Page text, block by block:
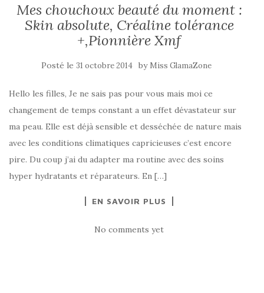
Mes chouchoux beauté du moment :
Skin absolute, Créaline tolérance
+,Pionnière Xmf
Posté le 31 octobre 2014 by Miss GlamaZone
Hello les filles, Je ne sais pas pour vous mais moi ce
changement de temps constant a un effet dévastateur sur
ma peau. Elle est déjà sensible et desséchée de nature mais
avec les conditions climatiques capricieuses c’est encore
pire. Du coup j’ai du adapter ma routine avec des soins
hyper hydratants et réparateurs. En […]
EN SAVOIR PLUS
No comments yet